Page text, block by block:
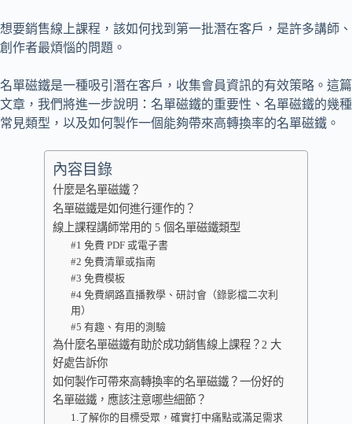
想要銷售線上課程，該如何找到第一批潛在客戶，是許多講師、
創作者最煩惱的問題。
名單磁鐵是一種吸引潛在客戶，收集會員資訊的有效策略。這篇
文章，我們將進一步說明：名單磁鐵的重要性、名單磁鐵的幾種
常見類型，以及如何製作一個能夠帶來高轉換率的名單磁鐵。
內容目錄
什麼是名單磁鐵？
名單磁鐵是如何進行運作的？
線上課程講師常用的 5 個名單磁鐵類型
#1 免費 PDF 或電子書
#2 免費清單或指南
#3 免費模板
#4 免費網路直播教學、研討會（錄影檔二次利
用）
#5 有趣、有用的測驗
為什麼名單磁鐵有助於成功銷售線上課程？2 大
好處告訴你
如何製作可帶來高轉換率的名單磁鐵？一份好的
名單磁鐵，應該注意哪些細節？
1.了解你的目標受眾，確實打中痛點或滿足需求